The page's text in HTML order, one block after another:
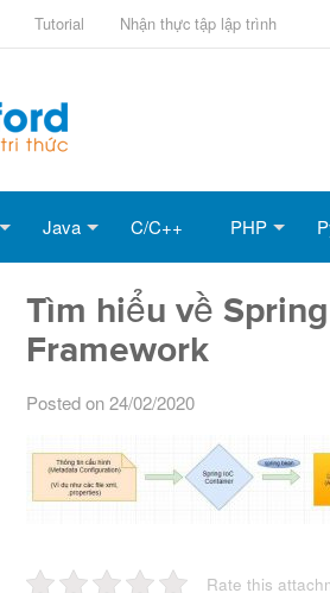
Tutorial Nhận thực tập lập trình
Java C/C++ PHP
Tìm hiểu về
Framework
Posted on 24/02/2020
Rate this